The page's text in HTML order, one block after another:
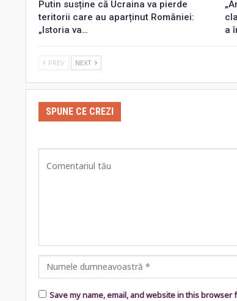
Putin susține că Ucraina va pierde
teritorii care au aparținut României:
„Istoria va…
a
PREV NEXT
SPUNE CE CREZI
Save my name, email, and website in this